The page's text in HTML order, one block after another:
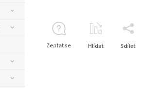
Zeptat se Hlídat Sdílet